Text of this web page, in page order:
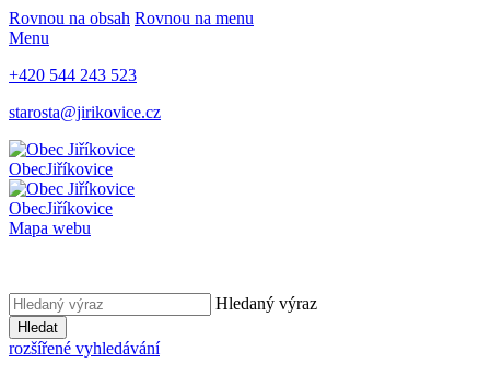
Rovnou na obsah Rovnou na menu
Menu
+420 544 243 523
starosta@jirikovice.cz
ObecJiříkovice
ObecJiříkovice
Mapa webu
Hledaný výraz
Hledat
rozšířené vyhledávání